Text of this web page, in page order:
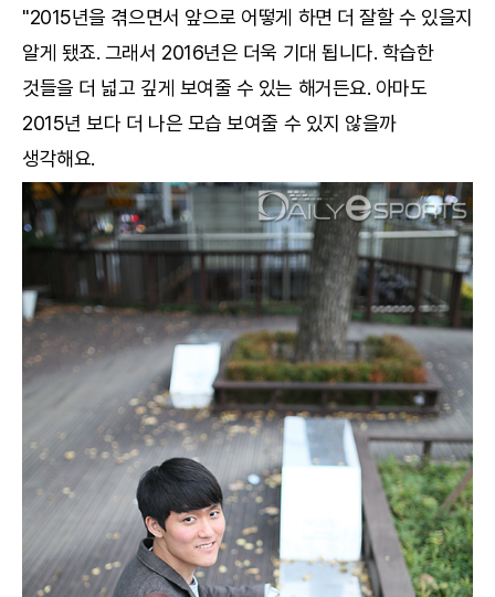
"2015년을 겪으면서 앞으로 어떻게 하면 더 잘할 수 있을지
알게 됐죠. 그래서 2016년은 더욱 기대 됩니다. 학습한
것들을 더 넓고 깊게 보여줄 수 있는 해거든요. 아마도
2015년 보다 더 나은 모습 보여줄 수 있지 않을까
생각해요.